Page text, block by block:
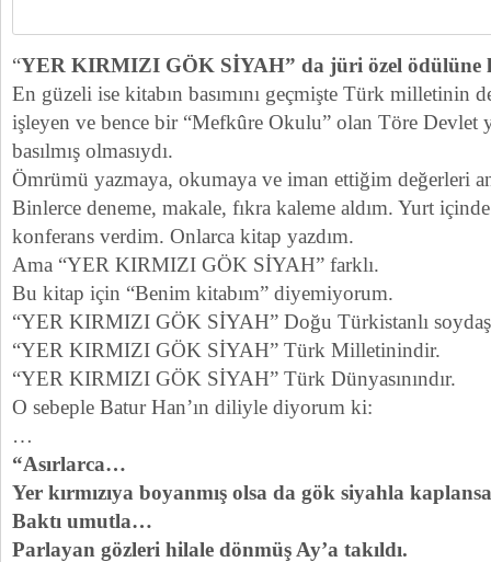
“YER KIRMIZI GÖK SİYAH” da jüri özel ödülüne
En güzeli ise kitabın basımını geçmişte Türk milletinin
işleyen ve bence bir “Mefkûre Okulu” olan Töre Devlet
basılmış olmasıydı.
Ömrümü yazmaya, okumaya ve iman ettiğim değerleri
Binlerce deneme, makale, fıkra kaleme aldım. Yurt
konferans verdim. Onlarca kitap yazdım.
Ama “YER KIRMIZI GÖK SİYAH” farklı.
Bu kitap için “Benim kitabım” diyemiyorum.
“YER KIRMIZI GÖK SİYAH” Doğu Türkistanlı
“YER KIRMIZI GÖK SİYAH” Türk Milletinindir.
“YER KIRMIZI GÖK SİYAH” Türk Dünyasınındır.
O sebeple Batur Han’ın diliyle diyorum ki:
…
“Asırlarca…
Yer kırmızıya boyanmış olsa da gök siyahla
Baktı umutla…
Parlayan gözleri hilale dönmüş Ay’a takıldı.